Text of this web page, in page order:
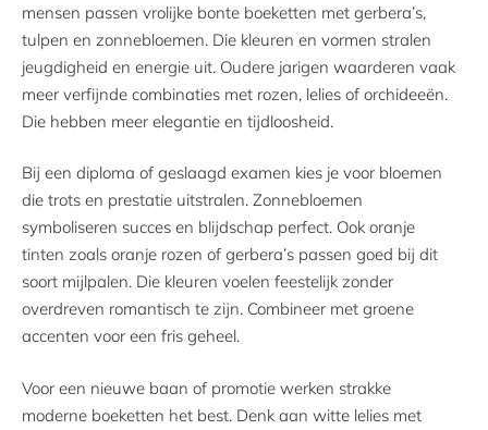
mensen passen vrolijke bonte boeketten met gerbera’s,
tulpen en zonnebloemen. Die kleuren en vormen stralen
jeugdigheid en energie uit. Oudere jarigen waarderen vaak
meer verfijnde combinaties met rozen, lelies of orchideeën.
Die hebben meer elegantie en tijdloosheid.
Bij een diploma of geslaagd examen kies je voor bloemen
die trots en prestatie uitstralen. Zonnebloemen
symboliseren succes en blijdschap perfect. Ook oranje
tinten zoals oranje rozen of gerbera’s passen goed bij dit
soort mijlpalen. Die kleuren voelen feestelijk zonder
overdreven romantisch te zijn. Combineer met groene
accenten voor een fris geheel.
Voor een nieuwe baan of promotie werken strakke
moderne boeketten het best. Denk aan witte lelies met